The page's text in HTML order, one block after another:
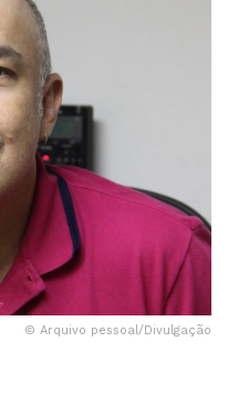
© Arquivo pessoal/Divulgação